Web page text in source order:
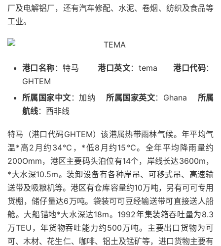
厂及电解铝厂，还有汽车修配、水泥、卷烟、纺织及食品等
工业。
港口名称 ：特马港口英文：tema港口代码：
GHTEM
所属国家中文 ：加纳所属国家英文：Ghana 所属
航线：西非线
特马（港口代码GHTEM）该港属热带雨林气候。年平均气
温*高2月约34℃，*低8月约15℃。全年平均降雨量约
200Omm，港区主要码头泊位有14个，岸线长达3600m，
*大水深10.5m。装卸设备有各种岸吊、可移式吊、高速输
送带及吸粮机等。港区有仓库容量约10万吨，另有可可专用
货棚，储仔量达6万吨。袋装可可豆经输送带可直接送人船
舱。大船锚地*大水深达18m。1992年集装箱吞吐量为8.3
万TEU，年货物吞吐能力约500万吨。主要出口货物为可
可、木材、花生仁、咖啡、铝土及锰矿等，进口货物主要有